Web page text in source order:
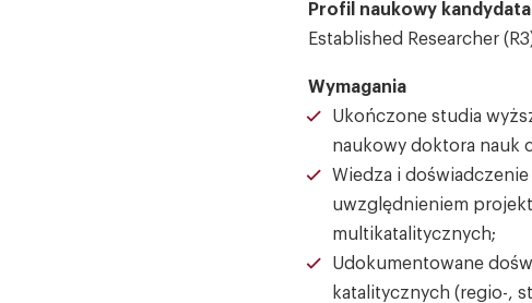
Profil naukowy kandydata
Established Researcher
Wymagania
Ukończone studia
naukowy doktora nauk
Wiedza i
uwzględnieniem
multikatalitycznych;
Udokumentowane
katalitycznych (regio-,